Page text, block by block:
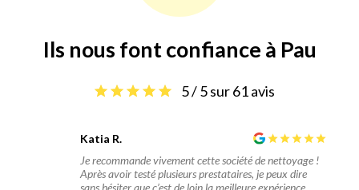
Ils nous font confiance à Pau
5 / 5 sur 61 avis
Katia R.
Je recommande vivement cette société de nettoyage !
Après avoir testé plusieurs prestataires, je peux dire
sans hésiter que c’est de loin la meilleure expérience